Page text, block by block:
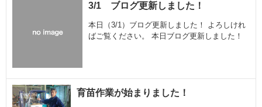
3/1 ブログ更新しました！
本日（3/1）ブログ更新しました！ よろしけれ
ばご覧ください。 本日ブログ更新しました！
育苗作業が始まりました！